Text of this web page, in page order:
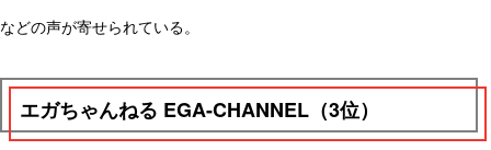
などの声が寄せられている。
エガちゃんねる EGA-CHANNEL（3位）